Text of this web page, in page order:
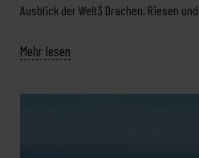
Ausblick der Welt3 Drachen, Riesen
Mehr lesen